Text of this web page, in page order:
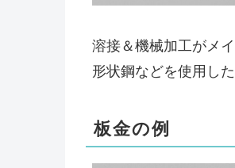
溶接＆機械加工がメ
形状鋼などを使用し
板金の例